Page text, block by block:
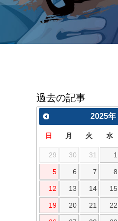
過去の記事
2025年
日 月 火 水
29 30 31 1
5 6 7 8
12 13 14 15
19 20 21 22